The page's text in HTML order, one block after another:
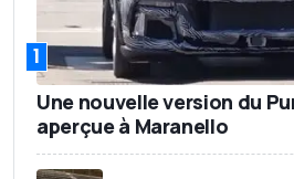
1
Une nouvelle version du
aperçue à Maranello